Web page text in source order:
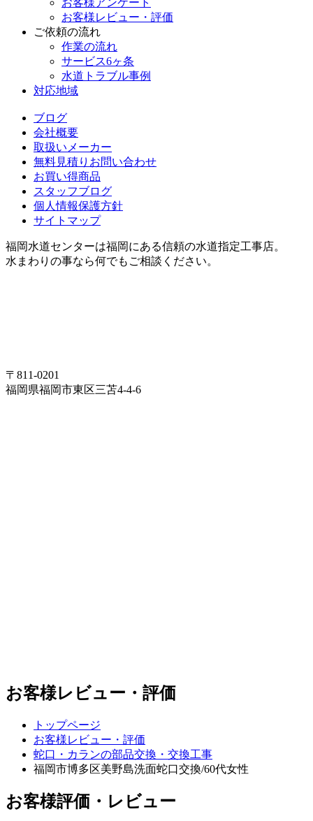
お客様レビュー・評価
ご依頼の流れ
作業の流れ
サービス6ヶ条
水道トラブル事例
対応地域
ブログ
会社概要
取扱いメーカー
無料見積りお問い合わせ
お買い得商品
スタッフブログ
個人情報保護方針
サイトマップ
福岡水道センターは福岡にある信頼の水道指定工事店。
水まわりの事なら何でもご相談ください。
〒811-0201
福岡県福岡市東区三苫4-4-6
お客様レビュー・評価
トップページ
お客様レビュー・評価
蛇口・カランの部品交換・交換工事
福岡市博多区美野島洗面蛇口交換/60代女性
お客様評価・レビュー